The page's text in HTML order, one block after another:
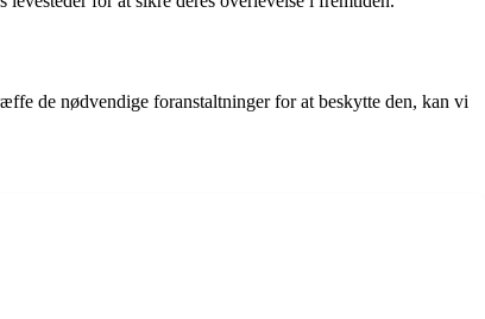
de nødvendige foranstaltninger for at beskytte den, kan vi